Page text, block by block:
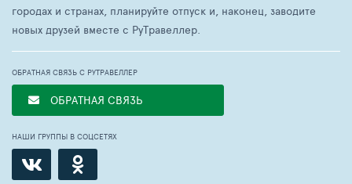
городах и странах, планируйте отпуск и, наконец, заводите
новых друзей вместе с РуТравеллер.
ОБРАТНАЯ СВЯЗЬ С РУТРАВЕЛЛЕР
ОБРАТНАЯ СВЯЗЬ
НАШИ ГРУППЫ В СОЦСЕТЯХ